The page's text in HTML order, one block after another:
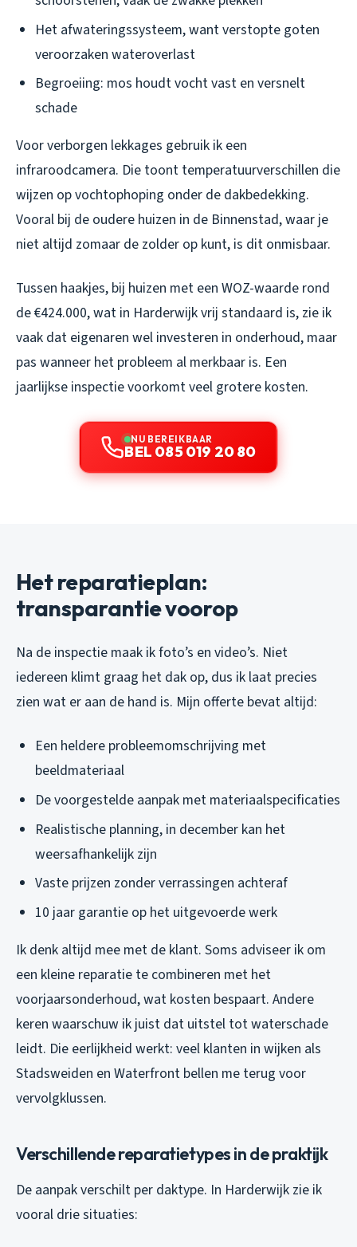
Het afwateringssysteem, want verstopte goten
veroorzaken wateroverlast
Begroeiing: mos houdt vocht vast en versnelt
schade
Voor verborgen lekkages gebruik ik een
infraroodcamera. Die toont temperatuurverschillen die
wijzen op vochtophoping onder de dakbedekking.
Vooral bij de oudere huizen in de Binnenstad, waar je
niet altijd zomaar de zolder op kunt, is dit onmisbaar.
Tussen haakjes, bij huizen met een WOZ-waarde rond
de €424.000, wat in Harderwijk vrij standaard is, zie ik
vaak dat eigenaren wel investeren in onderhoud, maar
pas wanneer het probleem al merkbaar is. Een
jaarlijkse inspectie voorkomt veel grotere kosten.
NU BEREIKBAAR
BEL 085 019 20 80
Het reparatieplan:
transparantie voorop
Na de inspectie maak ik foto’s en video’s. Niet
iedereen klimt graag het dak op, dus ik laat precies
zien wat er aan de hand is. Mijn offerte bevat altijd:
Een heldere probleemomschrijving met
beeldmateriaal
De voorgestelde aanpak met materiaalspecificaties
Realistische planning, in december kan het
weersafhankelijk zijn
Vaste prijzen zonder verrassingen achteraf
10 jaar garantie op het uitgevoerde werk
Ik denk altijd mee met de klant. Soms adviseer ik om
een kleine reparatie te combineren met het
voorjaarsonderhoud, wat kosten bespaart. Andere
keren waarschuw ik juist dat uitstel tot waterschade
leidt. Die eerlijkheid werkt: veel klanten in wijken als
Stadsweiden en Waterfront bellen me terug voor
vervolgklussen.
Verschillende reparatietypes in de praktijk
De aanpak verschilt per daktype. In Harderwijk zie ik
vooral drie situaties: